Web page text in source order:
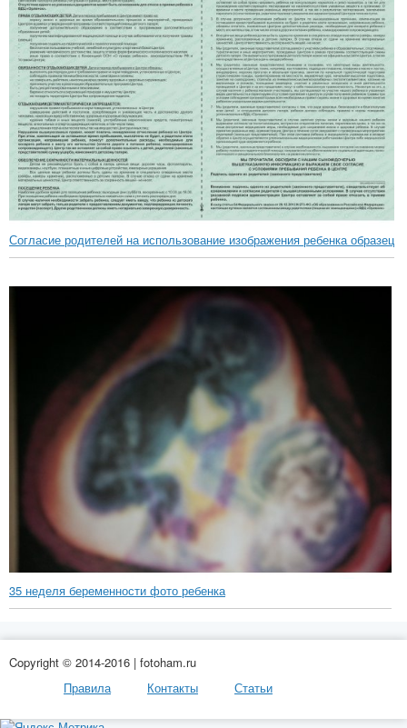
Согласие родителей на использование изображения ребенка образец
35 неделя беременности фото ребенка
Copyright © 2014-2016 | fotoham.ru
Правила
Контакты Статьи